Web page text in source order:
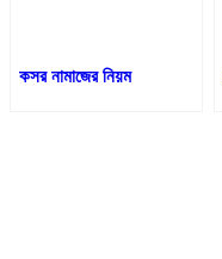
কসর নামাজের নিয়ম